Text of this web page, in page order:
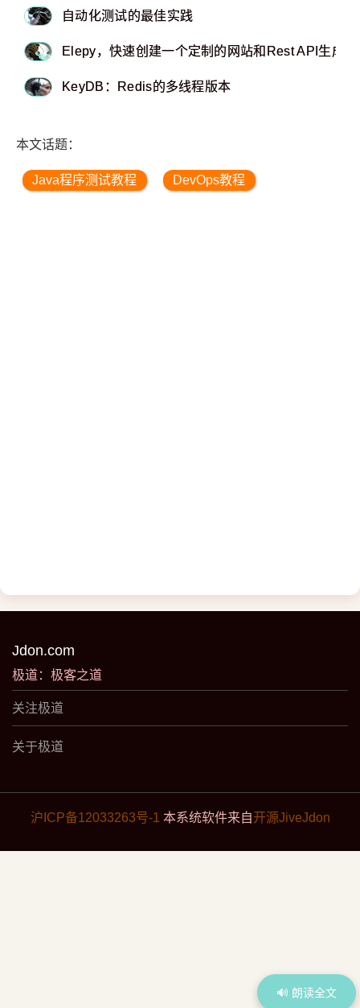
自动化测试的最佳实践
Elepy，快速创建一个定制的网站和Rest API生成器
KeyDB：Redis的多线程版本
本文话题：
Java程序测试教程 DevOps教程
Jdon.com
极道：极客之道
关注极道
关于极道
沪ICP备12033263号-1 本系统软件来自开源JiveJdon
🔊 朗读全文